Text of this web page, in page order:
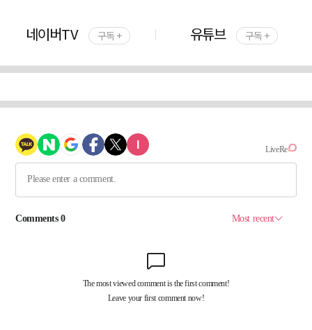
네이버TV 구독 + 유튜브 구독 +